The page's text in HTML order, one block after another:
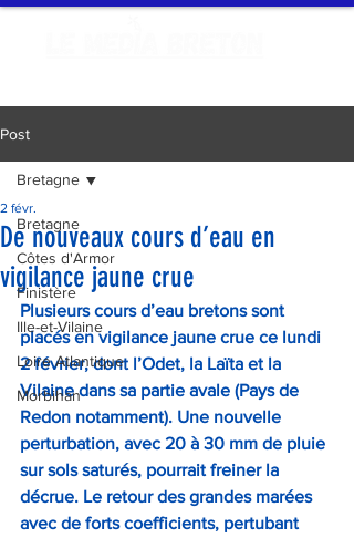
Post
Bretagne
Côtes d'Armor
Finistère
Ille-et-Vilaine
Loire Atlantique
Morbihan
Bretagne
De nouveaux cours d’eau en
vigilance jaune crue
2 févr.
Plusieurs cours d’eau bretons sont
placés en vigilance jaune crue ce lundi
2 février, dont l’Odet, la Laïta et la
Vilaine dans sa partie avale (Pays de
Redon notamment). Une nouvelle
perturbation, avec 20 à 30 mm de pluie
sur sols saturés, pourrait freiner la
décrue. Le retour des grandes marées
avec de forts coefficients, pertubant